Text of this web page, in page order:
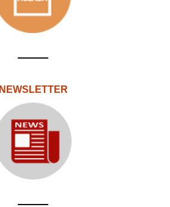
NEWSLETTER